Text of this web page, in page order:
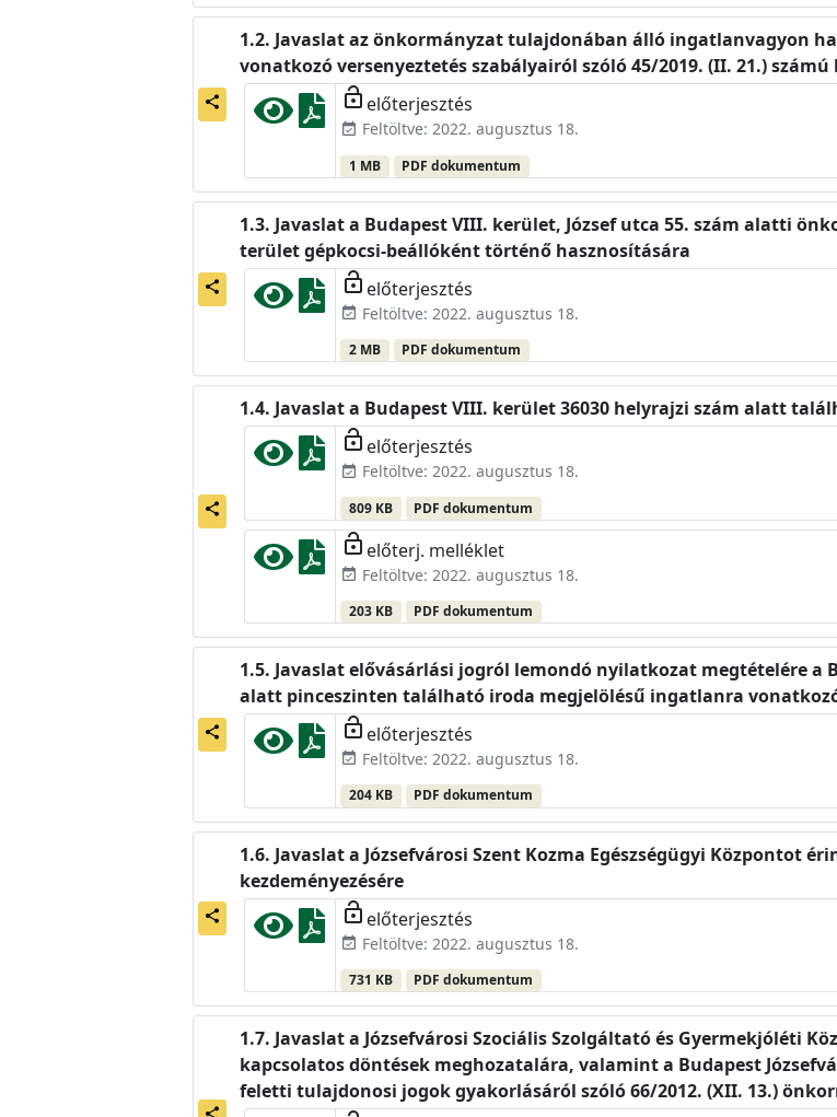
share
Javaslat az önkormányzat tulajdonában álló ingatlanvagyon
vonatkozó versenyeztetés szabályairól szóló 45/2019. (II. 21.)
lock_open előterjesztés
event_available Feltöltve: 2022. augusztus 18.
1 MB PDF dokumentum
share
Javaslat a Budapest VIII. kerület, József utca 55. szám alatti
terület gépkocsi-beállóként történő hasznosítására
lock_open előterjesztés
event_available Feltöltve: 2022. augusztus 18.
2 MB PDF dokumentum
share
Javaslat a Budapest VIII. kerület 36030 helyrajzi szám alatt
lock_open előterjesztés
event_available Feltöltve: 2022. augusztus 18.
809 KB PDF dokumentum
lock_open előterj. melléklet
event_available Feltöltve: 2022. augusztus 18.
203 KB PDF dokumentum
share
Javaslat elővásárlási jogról lemondó nyilatkozat megtételére a
alatt pinceszinten található iroda megjelölésű ingatlanra
lock_open előterjesztés
event_available Feltöltve: 2022. augusztus 18.
204 KB PDF dokumentum
share
Javaslat a Józsefvárosi Szent Kozma Egészségügyi Központot
kezdeményezésére
lock_open előterjesztés
event_available Feltöltve: 2022. augusztus 18.
731 KB PDF dokumentum
share
Javaslat a Józsefvárosi Szociális Szolgáltató és Gyermekjóléti
kapcsolatos döntések meghozatalára, valamint a Budapest
feletti tulajdonosi jogok gyakorlásáról szóló 66/2012. (XII. 13.)